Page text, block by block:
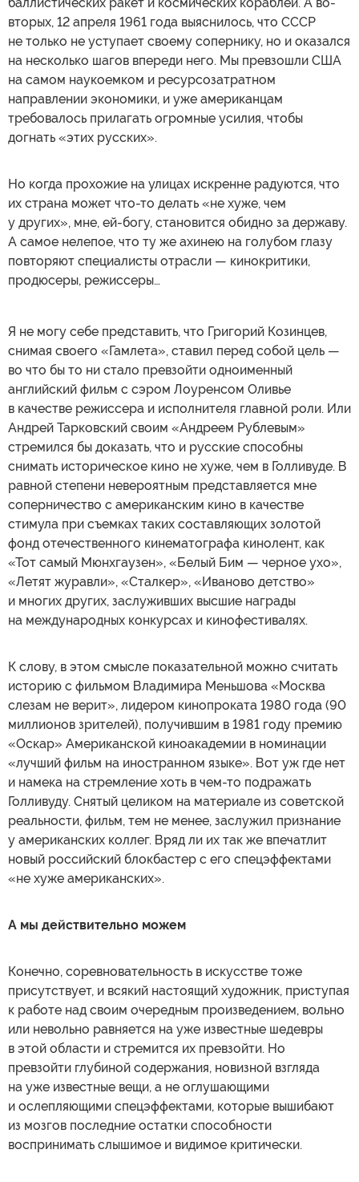
вторых, 12 апреля 1961 года выяснилось, что СССР
не только не уступает своему сопернику, но и оказался
на несколько шагов впереди него. Мы превзошли США
на самом наукоемком и ресурсозатратном
направлении экономики, и уже американцам
требовалось прилагать огромные усилия, чтобы
догнать «этих русских».
Но когда прохожие на улицах искренне радуются, что
их страна может что-то делать «не хуже, чем
у других», мне, ей-богу, становится обидно за державу.
А самое нелепое, что ту же ахинею на голубом глазу
повторяют специалисты отрасли — кинокритики,
продюсеры, режиссеры…
Я не могу себе представить, что Григорий Козинцев,
снимая своего «Гамлета», ставил перед собой цель —
во что бы то ни стало превзойти одноименный
английский фильм с сэром Лоуренсом Оливье
в качестве режиссера и исполнителя главной роли. Или
Андрей Тарковский своим «Андреем Рублевым»
стремился бы доказать, что и русские способны
снимать историческое кино не хуже, чем в Голливуде. В
равной степени невероятным представляется мне
соперничество с американским кино в качестве
стимула при съемках таких составляющих золотой
фонд отечественного кинематографа кинолент, как
«Тот самый Мюнхгаузен», «Белый Бим — черное ухо»,
«Летят журавли», «Сталкер», «Иваново детство»
и многих других, заслуживших высшие награды
на международных конкурсах и кинофестивалях.
К слову, в этом смысле показательной можно считать
историю с фильмом Владимира Меньшова «Москва
слезам не верит», лидером кинопроката 1980 года (90
миллионов зрителей), получившим в 1981 году премию
«Оскар» Американской киноакадемии в номинации
«лучший фильм на иностранном языке». Вот уж где нет
и намека на стремление хоть в чем-то подражать
Голливуду. Снятый целиком на материале из советской
реальности, фильм, тем не менее, заслужил признание
у американских коллег. Вряд ли их так же впечатлит
новый российский блокбастер с его спецэффектами
«не хуже американских».
А мы действительно можем
Конечно, соревновательность в искусстве тоже
присутствует, и всякий настоящий художник, приступая
к работе над своим очередным произведением, вольно
или невольно равняется на уже известные шедевры
в этой области и стремится их превзойти. Но
превзойти глубиной содержания, новизной взгляда
на уже известные вещи, а не оглушающими
и ослепляющими спецэффектами, которые вышибают
из мозгов последние остатки способности
воспринимать слышимое и видимое критически.